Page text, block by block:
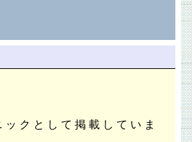
クとして掲載していま